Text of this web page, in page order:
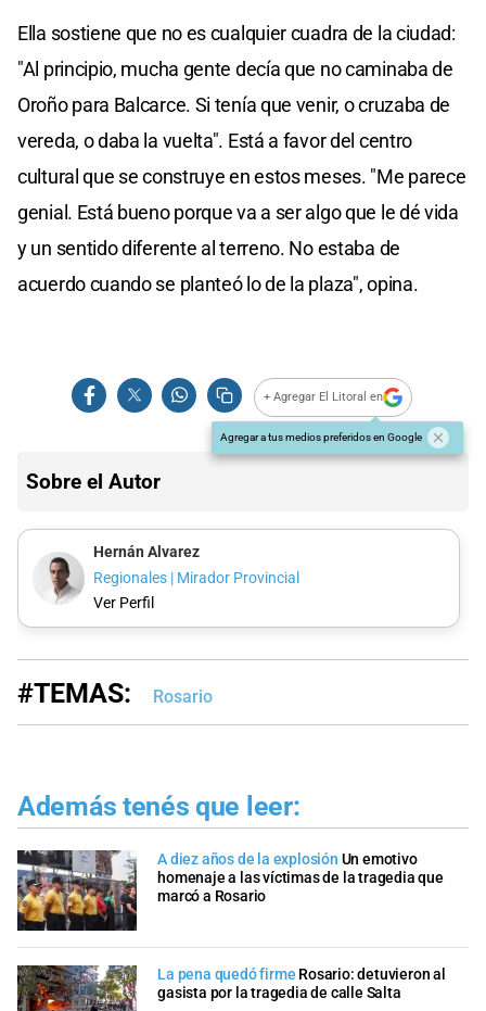
Ella sostiene que no es cualquier cuadra de la ciudad:
"Al principio, mucha gente decía que no caminaba de
Oroño para Balcarce. Si tenía que venir, o cruzaba de
vereda, o daba la vuelta". Está a favor del centro
cultural que se construye en estos meses. "Me parece
genial. Está bueno porque va a ser algo que le dé vida
y un sentido diferente al terreno. No estaba de
acuerdo cuando se planteó lo de la plaza", opina.
+ Agregar El Litoral en
Agregar a tus medios preferidos en Google
Sobre el Autor
Hernán Alvarez
Regionales | Mirador Provincial
Ver Perfil
#TEMAS: Rosario
Además tenés que leer:
A diez años de la explosión Un emotivo
homenaje a las víctimas de la tragedia que
marcó a Rosario
La pena quedó firme Rosario: detuvieron al
gasista por la tragedia de calle Salta